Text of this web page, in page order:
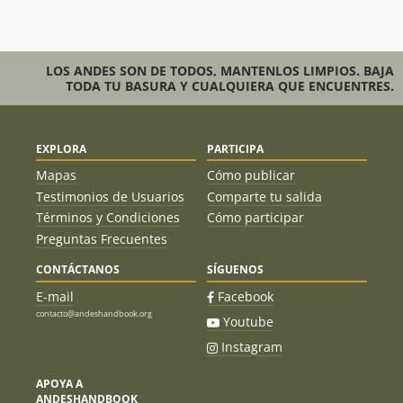
02/05/10
Daniel Bastias Campos
27/12/09 Sergio Infante
20/04/08 Arne Dettmann
22/03/08 Hector Millar
22/03/08 Carlos Hübner
04/03/08
Sven Gleisner
Elias Lira
18/03/07
Cesar Medina - Patricio Montes.
Alejandro Lifschitz
LOS ANDES SON DE TODOS, MANTENLOS LIMPIOS. BAJA
TODA TU BASURA Y CUALQUIERA QUE ENCUENTRES.
EXPLORA
Mapas
Testimonios de Usuarios
Términos y Condiciones
Preguntas Frecuentes
PARTICIPA
Cómo publicar
Comparte tu salida
Cómo participar
CONTÁCTANOS
E-mail
contacto@andeshandbook.org
SÍGUENOS
Facebook
Youtube
Instagram
APOYA A
ANDESHANDBOOK